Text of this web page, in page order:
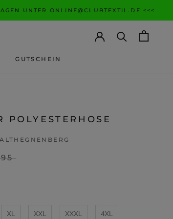
UNTER ONLINE@CLUBTEXTIL.DE <<<
GUTSCHEIN
POLYESTERHOSE
XL XXL XXXL 4XL